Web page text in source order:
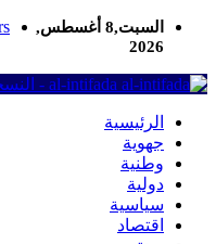
السبت,8 أغسطس,
2026
al-intifada - النسخة الإلكترونية لجريدة الانتفاضة
الرئيسية
جهوية
وطنية
دولية
سياسية
اقتصاد